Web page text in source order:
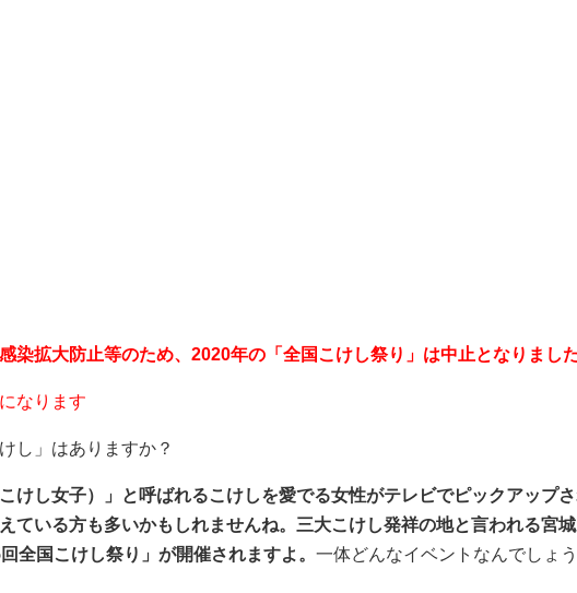
染拡大防止等のため、2020年の「全国こけし祭り」は中止となりました
なります
し」はありますか？
けし女子）」と呼ばれるこけしを愛でる女性がテレビでピックアップ
ている方も多いかもしれませんね。三大こけし発祥の地と言われる宮
全国こけし祭り」が開催されますよ。 一体どんなイベントなんでしょ